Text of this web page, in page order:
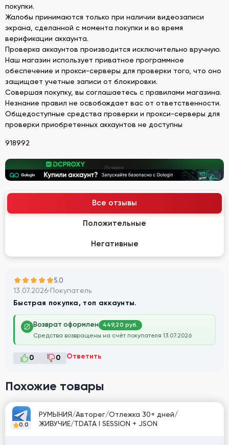
покупки.
Жалобы принимаются только при наличии видеозаписи
экрана, сделанной с момента покупки и во время
верификации аккаунта.
Проверка аккаунтов производится исключительно вручную.
Наш магазин использует приватное программное
обеспечение и прокси-серверы для проверки того, что оно
защищает учетные записи от блокировки.
Совершая покупку, вы соглашаетесь с правилами магазина.
Незнание правил не освобождает вас от ответственности.
Общедоступные средства проверки и прокси-серверы для
проверки приобретенных аккаунтов не доступны
918992
Все отзывы
Положительные
Негативные
5.0
13.07.2026 Покупатель
Быстрая покупка, топ аккаунты.
Возврат оформлен 449,20 руб.
Средства возвращены на счёт покупателя 13.07.2026
0 0 Ответить
Похожие товары
0.0
РУМЫНИЯ/Авторег/Отлежка 30+ дней/
ЖИВУЧИЕ/TDATA I SESSION + JSON